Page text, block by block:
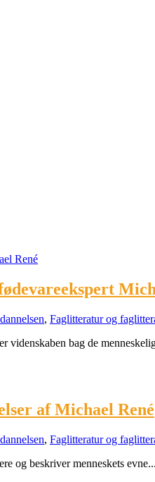
, Faglitteratur og
videnskaben bag de
af Michael René
, Faglitteratur og
og beskriver menneskets evne...